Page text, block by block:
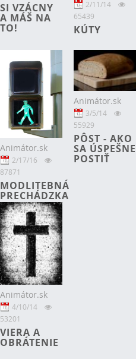
SI VZÁCNY
A MÁŠ NA
TO!
2/11/14
65439
KÚTY
Animátor.sk
2/17/16
87871
MODLITEBNÁ
PRECHÁDZKA
Animátor.sk
3/5/14
55929
PÔST - AKO
SA ÚSPEŠNE
POSTIŤ
Animátor.sk
4/10/14
53201
VIERA A
OBRÁTENIE